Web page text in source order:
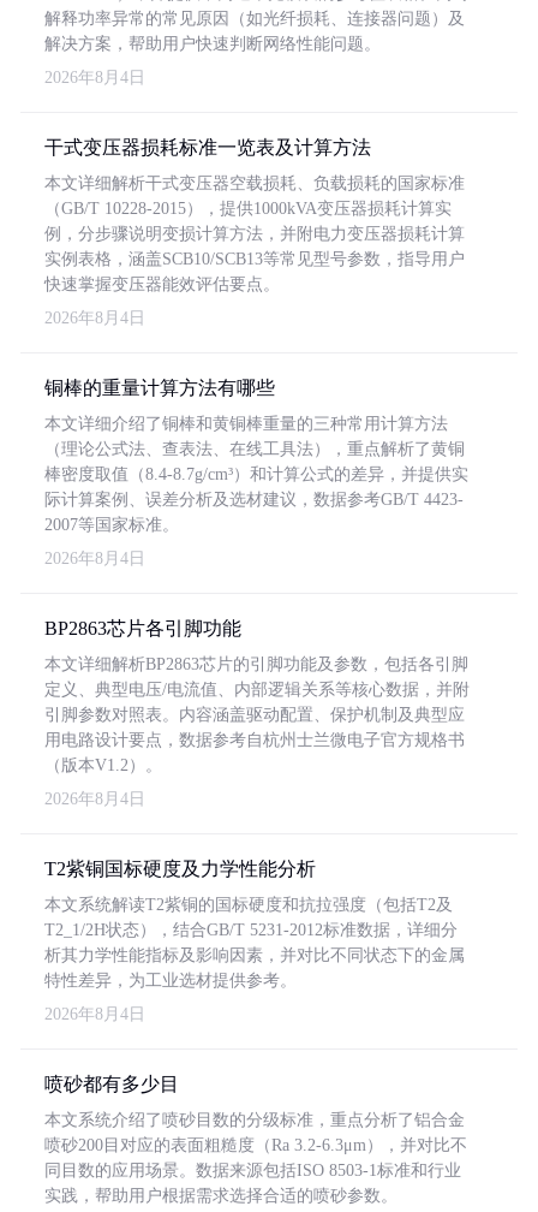
解释功率异常的常见原因（如光纤损耗、连接器问题）及
解决方案，帮助用户快速判断网络性能问题。
2026年8月4日
干式变压器损耗标准一览表及计算方法
本文详细解析干式变压器空载损耗、负载损耗的国家标准
（GB/T 10228-2015），提供1000kVA变压器损耗计算实
例，分步骤说明变损计算方法，并附电力变压器损耗计算
实例表格，涵盖SCB10/SCB13等常见型号参数，指导用户
快速掌握变压器能效评估要点。
2026年8月4日
铜棒的重量计算方法有哪些
本文详细介绍了铜棒和黄铜棒重量的三种常用计算方法
（理论公式法、查表法、在线工具法），重点解析了黄铜
棒密度取值（8.4-8.7g/cm³）和计算公式的差异，并提供实
际计算案例、误差分析及选材建议，数据参考GB/T 4423-
2007等国家标准。
2026年8月4日
BP2863芯片各引脚功能
本文详细解析BP2863芯片的引脚功能及参数，包括各引脚
定义、典型电压/电流值、内部逻辑关系等核心数据，并附
引脚参数对照表。内容涵盖驱动配置、保护机制及典型应
用电路设计要点，数据参考自杭州士兰微电子官方规格书
（版本V1.2）。
2026年8月4日
T2紫铜国标硬度及力学性能分析
本文系统解读T2紫铜的国标硬度和抗拉强度（包括T2及
T2_1/2H状态），结合GB/T 5231-2012标准数据，详细分
析其力学性能指标及影响因素，并对比不同状态下的金属
特性差异，为工业选材提供参考。
2026年8月4日
喷砂都有多少目
本文系统介绍了喷砂目数的分级标准，重点分析了铝合金
喷砂200目对应的表面粗糙度（Ra 3.2-6.3μm），并对比不
同目数的应用场景。数据来源包括ISO 8503-1标准和行业
实践，帮助用户根据需求选择合适的喷砂参数。